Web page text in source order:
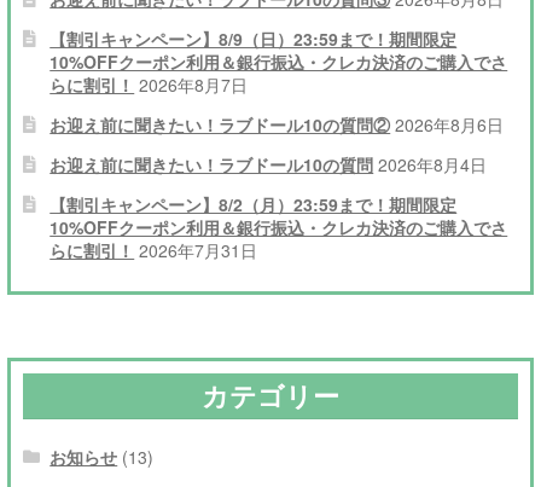
【割引キャンペーン】8/9（日）23:59まで！期間限定
10%OFFクーポン利用＆銀行振込・クレカ決済のご購入でさ
らに割引！ 2026年8月7日
お迎え前に聞きたい！ラブドール10の質問② 2026年8月6日
お迎え前に聞きたい！ラブドール10の質問 2026年8月4日
【割引キャンペーン】8/2（月）23:59まで！期間限定
10%OFFクーポン利用＆銀行振込・クレカ決済のご購入でさ
らに割引！ 2026年7月31日
カテゴリー
お知らせ (13)